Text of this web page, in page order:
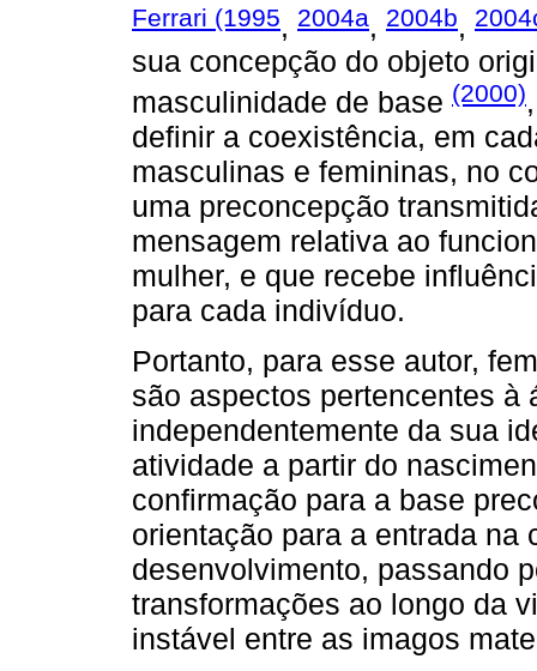
Ferrari (1995, 2004a, 2004b,
sua concepção do objeto
masculinidade de base (2000)
definir a coexistência, em
masculinas e femininas, no
uma preconcepção
mensagem relativa ao
mulher, e que recebe
para cada indivíduo.
Portanto, para esse autor,
são aspectos pertencentes à
independentemente da sua
atividade a partir do
confirmação para a base
orientação para a entrada
desenvolvimento, passando
transformações ao longo da
instável entre as imagos